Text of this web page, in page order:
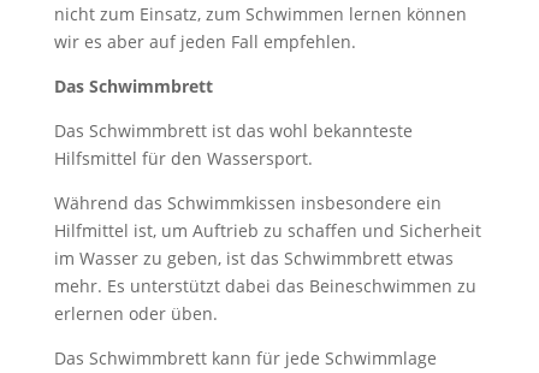
nicht zum Einsatz, zum Schwimmen lernen können
wir es aber auf jeden Fall empfehlen.
Das Schwimmbrett
Das Schwimmbrett ist das wohl bekannteste
Hilfsmittel für den Wassersport.
Während das Schwimmkissen insbesondere ein
Hilfmittel ist, um Auftrieb zu schaffen und Sicherheit
im Wasser zu geben, ist das Schwimmbrett etwas
mehr. Es unterstützt dabei das Beineschwimmen zu
erlernen oder üben.
Das Schwimmbrett kann für jede Schwimmlage